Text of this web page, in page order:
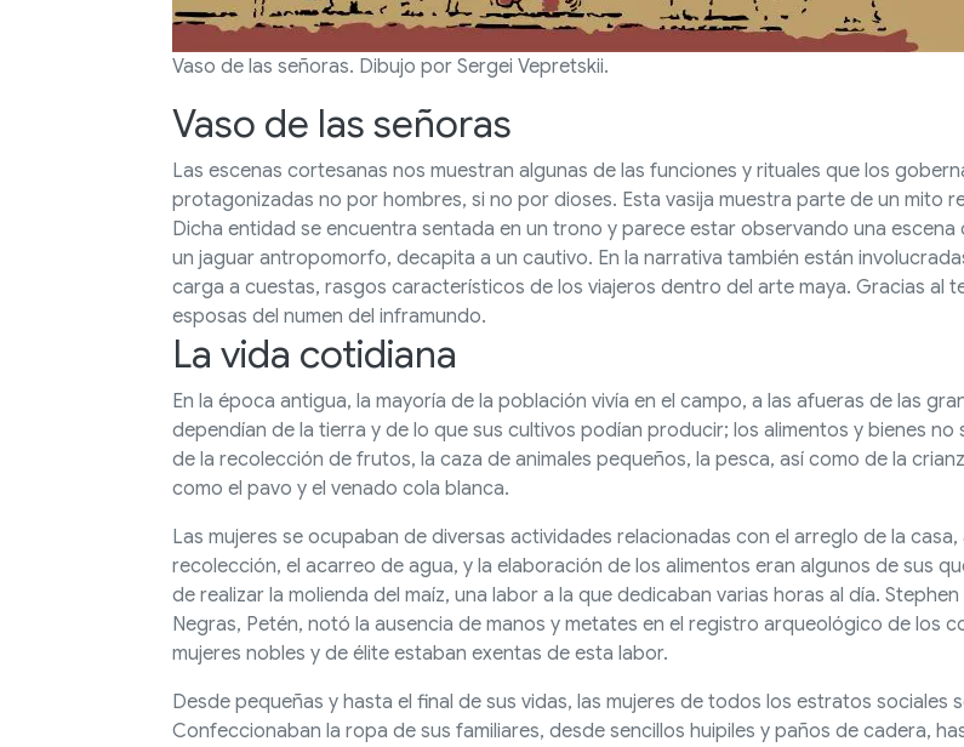
Vaso de las señoras. Dibujo por Sergei Vepretskii.
Vaso de las señoras
Las escenas cortesanas nos muestran algunas de las funciones y rituales que los
protagonizadas no por hombres, si no por dioses. Esta vasija muestra parte de un mito
Dicha entidad se encuentra sentada en un trono y parece estar observando una
un jaguar antropomorfo, decapita a un cautivo. En la narrativa también están
carga a cuestas, rasgos característicos de los viajeros dentro del arte maya. Gracias al
esposas del numen del inframundo.
La vida cotidiana
En la época antigua, la mayoría de la población vivía en el campo, a las afueras de las
dependían de la tierra y de lo que sus cultivos podían producir; los alimentos y bienes
de la recolección de frutos, la caza de animales pequeños, la pesca, así como de la
como el pavo y el venado cola blanca.
Las mujeres se ocupaban de diversas actividades relacionadas con el arreglo de la
recolección, el acarreo de agua, y la elaboración de los alimentos eran algunos de sus
de realizar la molienda del maíz, una labor a la que dedicaban varias horas al día.
Negras, Petén, notó la ausencia de manos y metates en el registro arqueológico de los
mujeres nobles y de élite estaban exentas de esta labor.
Desde pequeñas y hasta el final de sus vidas, las mujeres de todos los estratos sociales
Confeccionaban la ropa de sus familiares, desde sencillos huipiles y paños de cadera,